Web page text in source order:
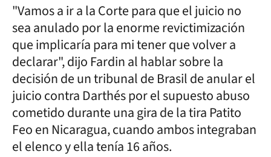
"Vamos a ir a la Corte para que el juicio no
sea anulado por la enorme revictimización
que implicaría para mi tener que volver a
declarar", dijo Fardin al hablar sobre la
decisión de un tribunal de Brasil de anular el
juicio contra Darthés por el supuesto abuso
cometido durante una gira de la tira Patito
Feo en Nicaragua, cuando ambos integraban
el elenco y ella tenía 16 años.